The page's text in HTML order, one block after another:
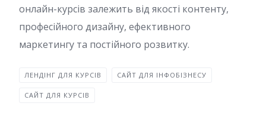
онлайн-курсів залежить від якості контенту,
професійного дизайну, ефективного
маркетингу та постійного розвитку.
ЛЕНДІНГ ДЛЯ КУРСІВ САЙТ ДЛЯ ІНФОБІЗНЕСУ
САЙТ ДЛЯ КУРСІВ